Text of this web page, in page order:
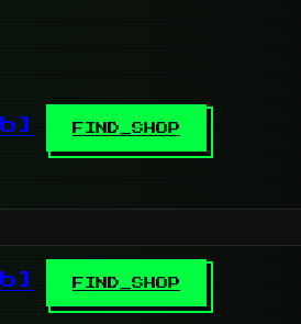
FIND_SHOP
FIND_SHOP